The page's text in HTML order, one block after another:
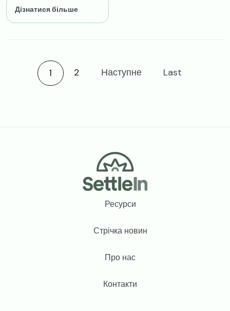
Дізнатися більше
Current page
1 2 Наступне Last
Ресурси
Стрічка новин
Про нас
Контакти